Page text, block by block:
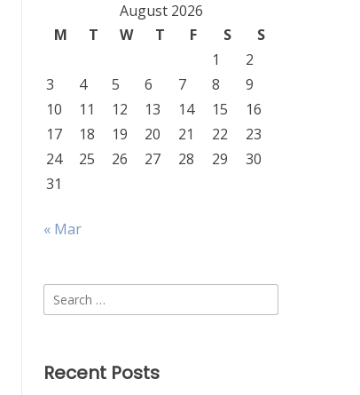
August 2026
M
T W T F S
S
1
2
3
4 5 6 7 8
9
10
11 12 13 14 15
16
17
18 19 20 21 22
23
24
25 26 27 28 29
30
31
« Mar
Search
for:
Recent Posts